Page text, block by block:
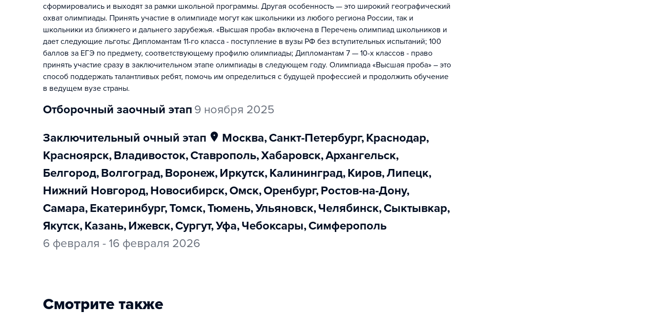
сформировались и выходят за рамки школьной программы. Другая особенность — это широкий географический
охват олимпиады. Принять участие в олимпиаде могут как школьники из любого региона России, так и
школьники из ближнего и дальнего зарубежья. «Высшая проба» включена в Перечень олимпиад школьников и
дает следующие льготы: Дипломантам 11-го класса - поступление в вузы РФ без вступительных испытаний; 100
баллов за ЕГЭ по предмету, соответствующему профилю олимпиады; Дипломантам 7 — 10-х классов - право
принять участие сразу в заключительном этапе олимпиады в следующем году. Олимпиада «Высшая проба» – это
способ поддержать талантливых ребят, помочь им определиться с будущей профессией и продолжить обучение
в ведущем вузе страны.
отборочный заочный этап 9 ноября 2025
заключительный очный этап
Москва, Санкт-Петербург, Краснодар,
Красноярск, Владивосток, Ставрополь, Хабаровск, Архангельск,
Белгород, Волгоград, Воронеж, Иркутск, Калининград, Киров, Липецк,
Нижний Новгород, Новосибирск, Омск, Оренбург, Ростов-на-Дону,
Самара, Екатеринбург, Томск, Тюмень, Ульяновск, Челябинск, Сыктывкар,
Якутск, Казань, Ижевск, Сургут, Уфа, Чебоксары,
Симферополь
6 февраля - 16 февраля 2026
Смотрите также